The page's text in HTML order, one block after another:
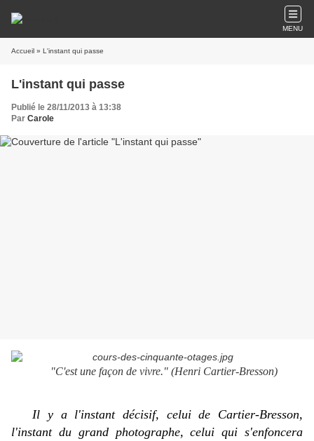
MENU
Accueil » L'instant qui passe
L'instant qui passe
Publié le 28/11/2013 à 13:38
Par Carole
"C'est une façon de vivre." (Henri Cartier-Bresson)
Il y a l'instant décisif, celui de Cartier-Bresson,
l'instant du grand photographe, celui qui s'enfoncera